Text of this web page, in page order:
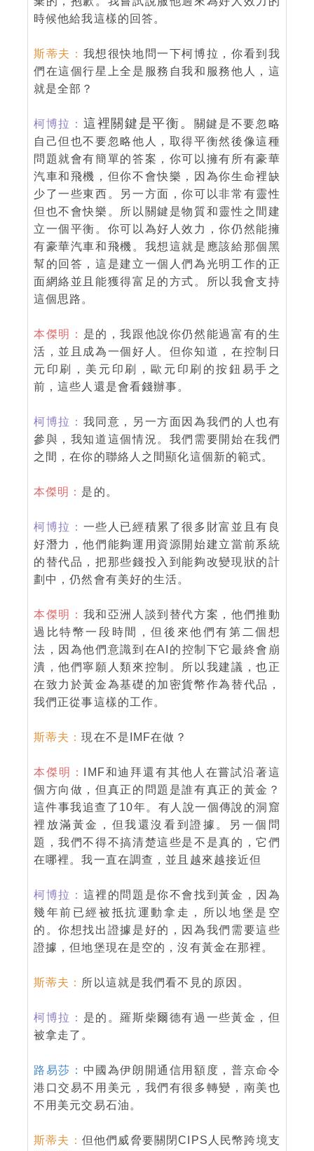
時候他給我這樣的回答。
斯蒂夫： 我想很快地問一下柯博拉，你看到我
們在這個行星上全是服務自我和服務他人，這
就是全部？
柯博拉： 這裡關鍵是平衡。
關鍵是不要忽略
自己但也不要忽略他人，取得平衡然後像這種
問題就會有簡單的答案，你可以擁有所有豪華
汽車和飛機，但你不會快樂，因為你生命裡缺
少了一些東西。另一方面，你可以非常有靈性
但也不會快樂。所以關鍵是物質和靈性之間建
立一個平衡。你可以為好人效力，你仍然能擁
有豪華汽車和飛機。我想這就是應該給那個黑
幫的回答，這是建立一個人們為光明工作的正
面網絡並且能獲得富足的方式。所以我會支持
這個思路。
本傑明： 是的，我跟他說你仍然能過富有的生
活，並且成為一個好人。但你知道，在控制日
元印刷，美元印刷，歐元印刷的按鈕易手之
前，這些人還是會看錢辦事。
柯博拉： 我同意，另一方面因為我們的人也有
參與，我知道這個情況。我們需要開始在我們
之間，在你的聯絡人之間顯化這個新的範式。
本傑明： 是的。
柯博拉： 一些人已經積累了很多財富並且有良
好潛力，他們能夠運用資源開始建立當前系統
的替代品，把那些錢投入到能夠改變現狀的計
劃中，仍然會有美好的生活。
本傑明： 我和亞洲人談到替代方案，他們推動
過比特幣一段時間，但後來他們有第二個想
法，因為他們意識到在AI的控制下它最終會崩
潰，他們寧願人類來控制。所以我建議，也正
在致力於黃金為基礎的加密貨幣作為替代品，
我們正從事這樣的工作。
斯蒂夫：現在不是IMF在做？
本傑明：
IMF和迪拜還有其他人在嘗試沿著這
個方向做，但真正的問題是誰有真正的黃金？
這件事我追查了10年。有人說一個傳說的洞窟
裡放滿黃金，但我還沒看到證據。另一個問
題，我們不得不搞清楚這些是不是真的，它們
在哪裡。我一直在調查，並且越來越接近但
柯博拉： 這裡的問題是你不會找到黃金，因為
幾年前已經被抵抗運動拿走，所以地堡是空
的。你想找出證據是好的，因為我們需要這些
證據，但地堡現在是空的，沒有黃金在那裡。
斯蒂夫： 所以這就是我們看不見的原因。
柯博拉： 是的。羅斯柴爾德有過一些黃金，但
被拿走了。
路易莎： 中國為伊朗開通信用額度，普京命令
港口交易不用美元，我們有很多轉變，南美也
不用美元交易石油。
斯蒂夫： 但他們威脅要關閉CIPS人民幣跨境支